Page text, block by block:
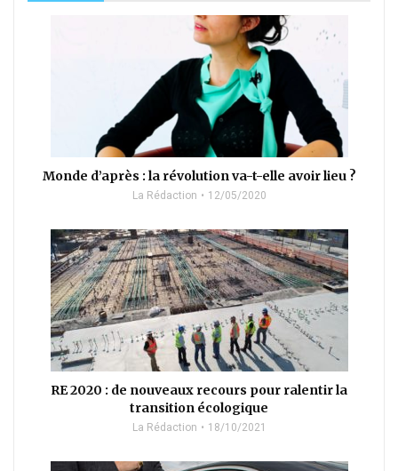
Monde d’après : la révolution va-t-elle avoir lieu ?
La Rédaction 12/05/2020
RE 2020 : de nouveaux recours pour ralentir la
transition écologique
La Rédaction 18/10/2021